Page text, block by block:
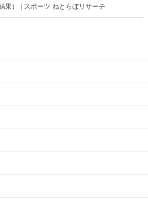
果） | スポーツ ねとらぼリサーチ